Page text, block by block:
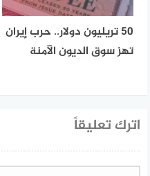
50 تريليون دولار.. حرب إيران
تهز سوق الديون الآمنة
اترك تعليقاً